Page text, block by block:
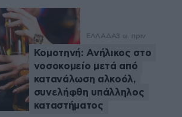
ΕΛΛΑΔΑ3 ω. πριν
Κομοτηνή: Ανήλικος στο
νοσοκομείο μετά από
κατανάλωση αλκοόλ,
συνελήφθη υπάλληλος
καταστήματος